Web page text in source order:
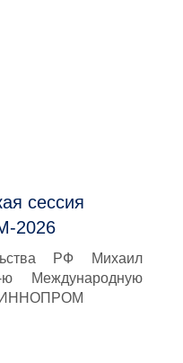
сессия
2026
РФ Михаил
Международную
ИННОПРОМ